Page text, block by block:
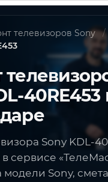
телевизоров Sony
40RE453
Sony KDL-
сервисе
модели Sony,